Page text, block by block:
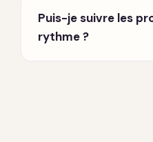
Un enseignant
questions. Vous
email dès votre
Puis-je suivre les
rythme ?